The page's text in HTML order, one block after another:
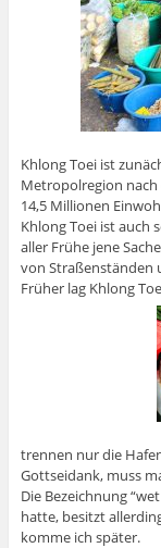
Khlong Toei ist
Metropolregion nach
14,5 Millionen
Khlong Toei ist auch
aller Frühe jene
von Straßenständen
Früher lag Khlong
trennen nur die
Gottseidank, muss
Die Bezeichnung
hatte, besitzt
komme ich später.